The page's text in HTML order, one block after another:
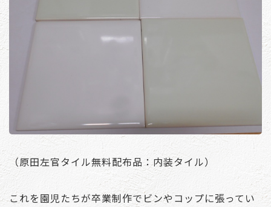
（原田左官タイル無料配布品：内装タイル）
これを園児たちが卒業制作でビンやコップに張ってい